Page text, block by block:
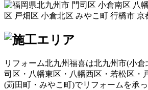
リフォーム北九州福喜は北九州市(小倉
司区 ・ 八幡東区 ・ 八幡西区 ・ 若松区 ・
(苅田町 ・ みやこ町)でリフォームを承っ